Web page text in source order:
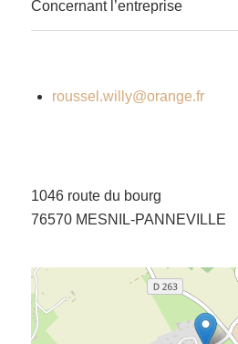
Concernant l’entreprise
roussel.willy@orange.fr
1046 route du bourg
76570 MESNIL-PANNEVILLE